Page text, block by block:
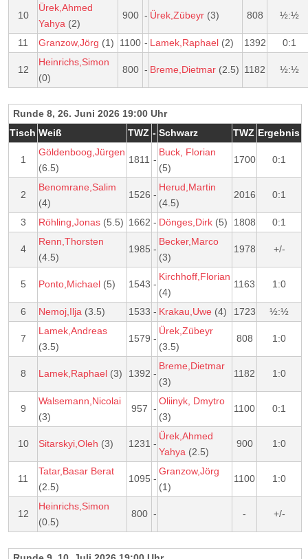
10
Ürek,Ahmed
Yahya (2)
900 - Ürek,Zübeyr (3) 808 ½:½
11 Granzow,Jörg (1) 1100 - Lamek,Raphael (2) 1392 0:1
12
Heinrichs,Simon
(0)
800 - Breme,Dietmar (2.5) 1182 ½:½
Runde 8, 26. Juni 2026 19:00 Uhr
Tisch Weiß TWZ - Schwarz TWZ Ergebnis
1
Göldenboog,Jürgen
(6.5)
1811 -
Buck, Florian
(5)
1700 0:1
2
Benomrane,Salim
(4)
1526 -
Herud,Martin
(4.5)
2016 0:1
3 Röhling,Jonas (5.5) 1662 - Dönges,Dirk (5) 1808 0:1
4
Renn,Thorsten
(4.5)
1985 -
Becker,Marco
(3)
1978 +/-
5 Ponto,Michael (5) 1543 -
Kirchhoff,Florian
(4)
1163 1:0
6 Nemoj,Ilja (3.5) 1533 - Krakau,Uwe (4) 1723 ½:½
7
Lamek,Andreas
(3.5)
1579 -
Ürek,Zübeyr
(3.5)
808 1:0
8 Lamek,Raphael (3) 1392 -
Breme,Dietmar
(3)
1182 1:0
9
Walsemann,Nicolai
(3)
957 -
Oliinyk, Dmytro
(3)
1100 0:1
10 Sitarskyi,Oleh (3) 1231 -
Ürek,Ahmed
Yahya (2.5)
900 1:0
11
Tatar,Basar Berat
(2.5)
1095 -
Granzow,Jörg
(1)
1100 1:0
12
Heinrichs,Simon
(0.5)
800 - - +/-